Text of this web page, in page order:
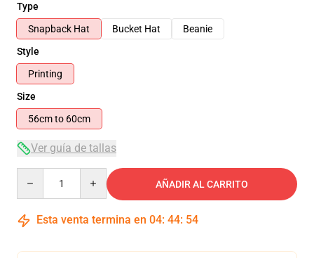
Type
Snapback Hat
Bucket Hat
Beanie
Style
Printing
Size
56cm to 60cm
Ver guía de tallas
AÑADIR AL CARRITO
Esta venta termina en 04: 44: 54